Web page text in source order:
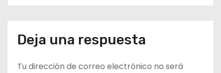
r
a
Deja una respuesta
Tu dirección de correo electrónico no será